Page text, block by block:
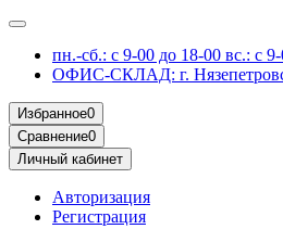
пн.-сб.: с 9-00 до 18-00 вс.: с
ОФИС-СКЛАД: г.
Избранное0
Сравнение0
Личный кабинет
Авторизация
Регистрация